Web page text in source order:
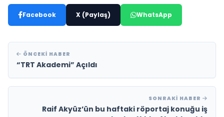
Facebook X (Paylaş) WhatsApp
ÖNCEKI HABER
“TRT Akademi” Açıldı
SONRAKI HABER
Raif Akyüz’ün bu haftaki röportaj konuğu iş